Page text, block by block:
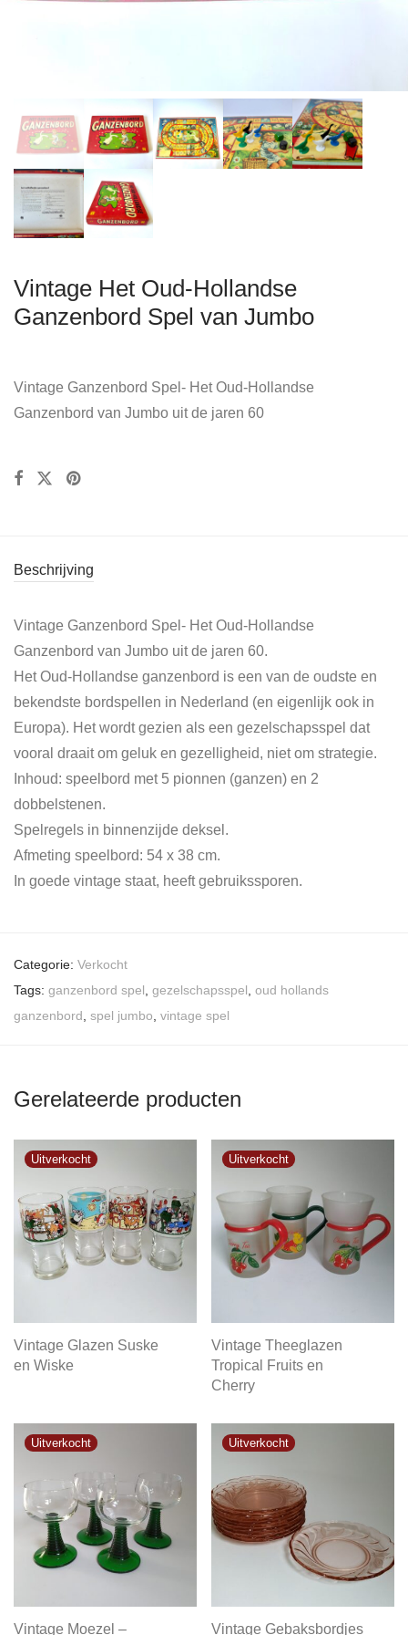
Vintage Het Oud-Hollandse
Ganzenbord Spel van Jumbo
Vintage Ganzenbord Spel- Het Oud-Hollandse
Ganzenbord van Jumbo uit de jaren 60
Beschrijving
Vintage Ganzenbord Spel- Het Oud-Hollandse
Ganzenbord van Jumbo uit de jaren 60.
Het Oud-Hollandse ganzenbord is een van de oudste en
bekendste bordspellen in Nederland (en eigenlijk ook in
Europa). Het wordt gezien als een gezelschapsspel dat
vooral draait om geluk en gezelligheid, niet om strategie.
Inhoud: speelbord met 5 pionnen (ganzen) en 2
dobbelstenen.
Spelregels in binnenzijde deksel.
Afmeting speelbord: 54 x 38 cm.
In goede vintage staat, heeft gebruikssporen.
Categorie: Verkocht
Tags: ganzenbord spel gezelschapsspel oud hollands
ganzenbord spel jumbo vintage spel
Gerelateerde producten
Vintage Glazen Suske
en Wiske
Vintage Theeglazen
Tropical Fruits en
Cherry
Vintage Moezel – Vintage Gebaksbordjes